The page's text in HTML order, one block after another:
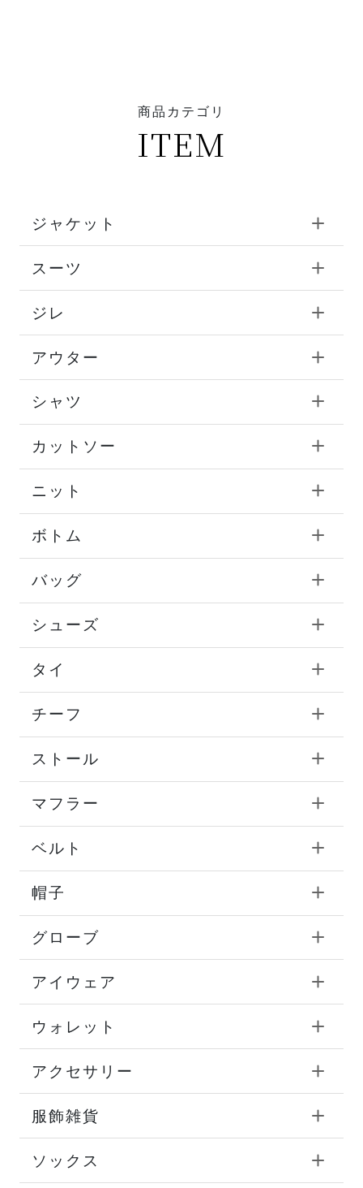
商品カテゴリ
ITEM
ジャケット
スーツ
ジレ
アウター
シャツ
カットソー
ニット
ボトム
バッグ
シューズ
タイ
チーフ
ストール
マフラー
ベルト
帽子
グローブ
アイウェア
ウォレット
アクセサリー
服飾雑貨
ソックス